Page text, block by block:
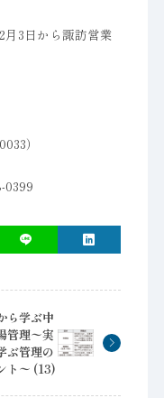
3日から諏訪営業
）
0399
ら学ぶ中
管理〜実
ぶ管理の
ト〜 (13)